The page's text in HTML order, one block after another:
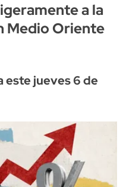
a la
Medio Oriente
este jueves 6 de